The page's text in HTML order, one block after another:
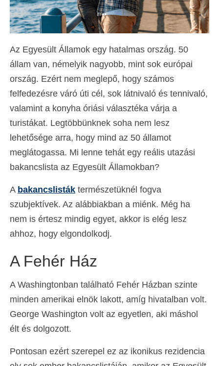
Dansk(Dán
Nederlands ( Holland
English Angol
Eesti(észt)
Français (Francia)
Deutsch(Német)
Görög
עברית (Héber)
Italiano ( Olasz
日本語 (Japán)
Koreai)
Polski( Lengyel
Português(Portugál)
)
Slovenščina
Español Spanyol
Az Egyesült Államok egy hatalmas ország. 50
állam van, némelyik nagyobb, mint sok európai
ország. Ezért nem meglepő, hogy számos
felfedezésre váró úti cél, sok látnivaló és tennivaló,
valamint a konyha óriási választéka várja a
turistákat. Legtöbbünknek soha nem lesz
lehetősége arra, hogy mind az 50 államot
meglátogassa. Mi lenne tehát egy reális utazási
bakancslista az Egyesült Államokban?
A bakancslisták természetüknél fogva
szubjektívek. Az alábbiakban a miénk. Még ha
nem is értesz mindig egyet, akkor is elég lesz
ahhoz, hogy elgondolkodj.
A Fehér Ház
A Washingtonban található Fehér Házban szinte
minden amerikai elnök lakott, amíg hivatalban volt.
George Washington volt az egyetlen, aki máshol
élt és dolgozott.
Pontosan ezért szerepel ez az ikonikus rezidencia